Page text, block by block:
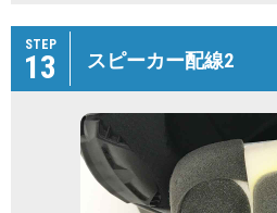
STEP
13 スピーカー配線2